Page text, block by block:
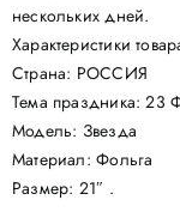
нескольких дней.
Характеристики
Страна: РОССИЯ
Тема праздника: 23
Модель: Звезда
Материал: Фольга
Размер: 21″ .